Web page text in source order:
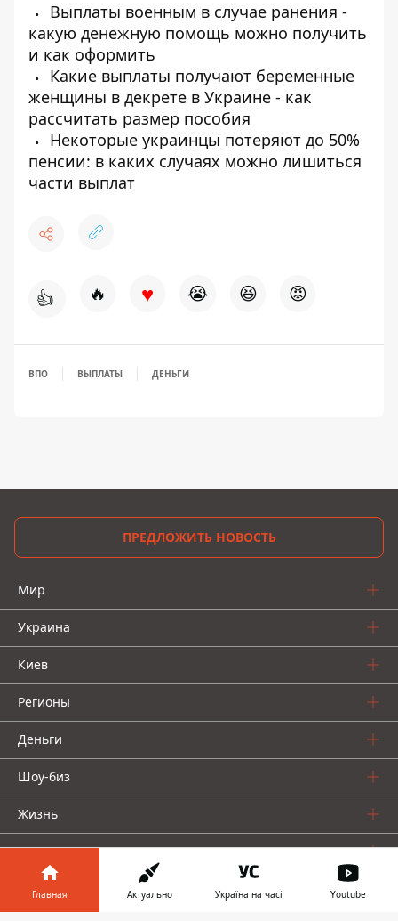
Выплаты военным в случае ранения -
какую денежную помощь можно получить
и как оформить
Какие выплаты получают беременные
женщины в декрете в Украине - как
рассчитать размер пособия
Некоторые украинцы потеряют до 50%
пенсии: в каких случаях можно лишиться
части выплат
👍 🔥 ♥ 😭 😆 😡
ВПО ВЫПЛАТЫ ДЕНЬГИ
ПРЕДЛОЖИТЬ НОВОСТЬ
Мир
Украина
Киев
Регионы
Деньги
Шоу-биз
Жизнь
О нас
Главная Актуально Україна на часі Youtube